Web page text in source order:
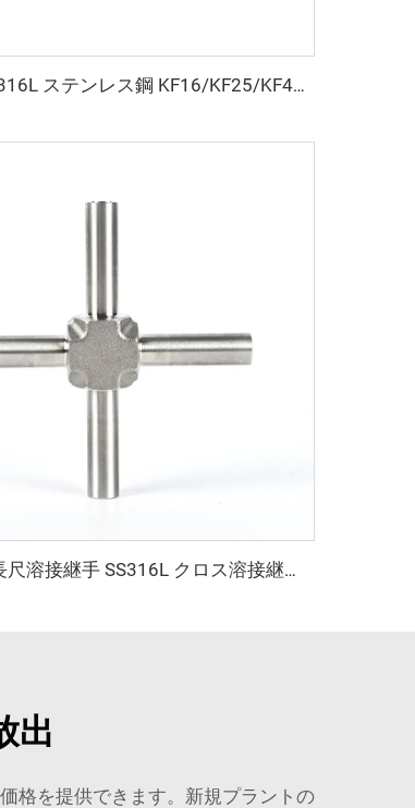
SS304 SS316L ステンレス鋼 KF16/KF25/KF40/KF50 フルニップル 高品質 L=40/60/80/100mm 真空パイプ継手 サイズカスタマイズ可能 フランジ NW25/40
超高純度長尺溶接継手 SS316L クロス溶接継手 超高純度ステンレス鋼長尺クロス溶接継手 超高純度チューブ
出
格を提供できます。新規プラントの